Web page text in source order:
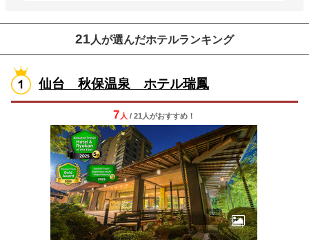
21 人が選んだホテルランキング
仙台 秋保温泉 ホテル瑞鳳
7 人 / 21人がおすすめ！